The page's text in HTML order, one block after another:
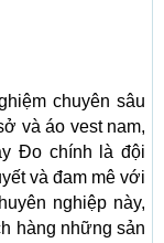
chuyên sâu
và áo vest nam,
Đo chính là đội
và đam mê với
nghiệp này,
hàng những sản